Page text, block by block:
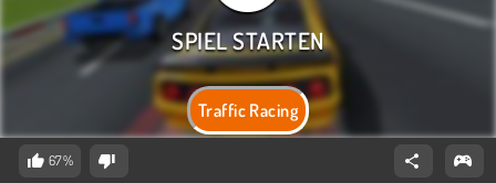
Traffic Racing
67%